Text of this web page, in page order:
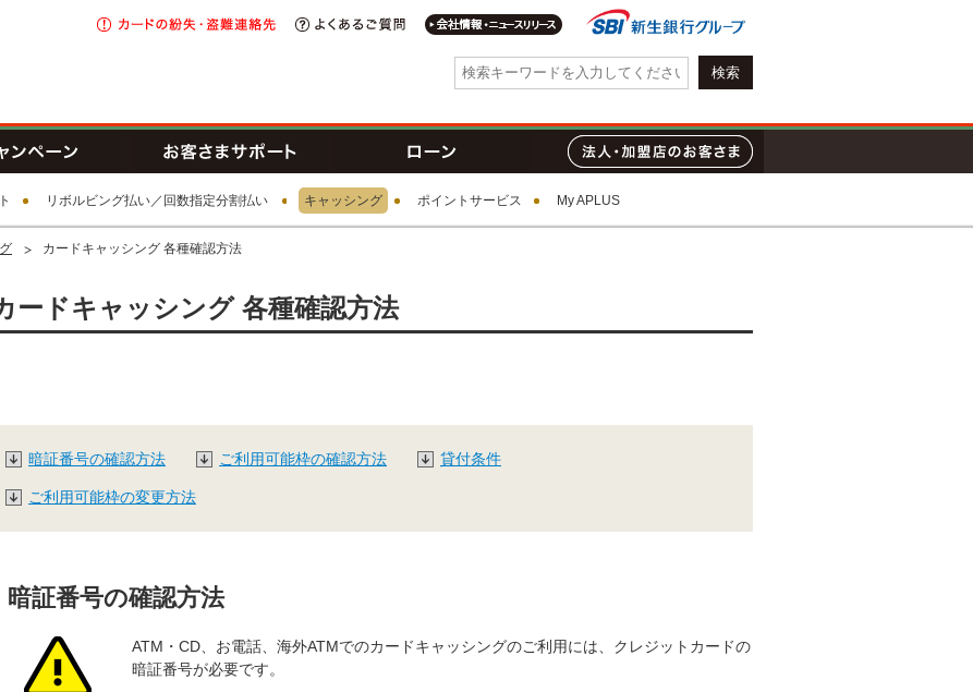
カードの紛失・盗難 連絡先
よくあるご質問 会社情報・IR情報
ローン
リボルビング払い／回数指定分割払い キャッシング ポイントサービス My APLUS
カードキャッシング 各種確認方法
ードキャッシング 各種確認方法
暗証番号の確認方法 ご利用可能枠の確認方法 貸付条件
ご利用可能枠の変更方法
暗証番号の確認方法
ATM・CD、お電話、海外ATMでのカードキャッシングのご利用には、クレジットカードの
暗証番号が必要です。